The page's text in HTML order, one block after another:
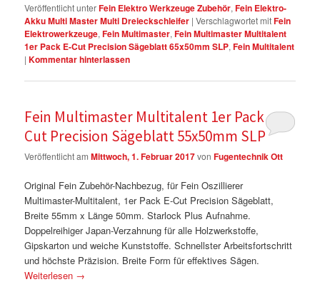
Veröffentlicht unterFein Elektro Werkzeuge Zubehör,Fein Elektro-
Akku Multi Master Multi Dreieckschleifer |Verschlagwortet mitFein
Elektrowerkzeuge,Fein Multimaster,Fein Multimaster Multitalent
1er Pack E-Cut Precision Sägeblatt 65x50mm SLP,Fein Multitalent
|Kommentar hinterlassen
Fein Multimaster Multitalent 1er Pack E-
Cut Precision Sägeblatt 55x50mm SLP
Veröffentlicht amMittwoch, 1. Februar 2017vonFugentechnik Ott
Original Fein Zubehör-Nachbezug, für Fein Oszillierer
Multimaster-Multitalent, 1er Pack E-Cut Precision Sägeblatt,
Breite 55mm x Länge 50mm. Starlock Plus Aufnahme.
Doppelreihiger Japan-Verzahnung für alle Holzwerkstoffe,
Gipskarton und weiche Kunststoffe. Schnellster Arbeitsfortschritt
und höchste Präzision. Breite Form für effektives Sägen.
Weiterlesen →